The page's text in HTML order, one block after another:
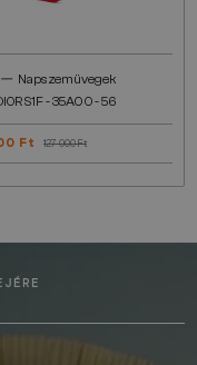
— Napszemüvegek
S1F - 35A0 O - 56
Ft 127 000 Ft